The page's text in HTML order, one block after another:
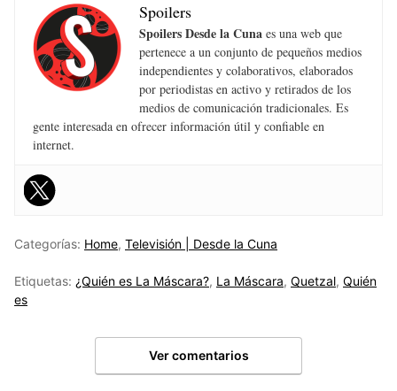
Spoilers
Spoilers Desde la Cuna es una web que
pertenece a un conjunto de pequeños medios
independientes y colaborativos, elaborados
por periodistas en activo y retirados de los
medios de comunicación tradicionales. Es
gente interesada en ofrecer información útil y confiable en
internet.
Categorías: Home, Televisión | Desde la Cuna
Etiquetas: ¿Quién es La Máscara?, La Máscara, Quetzal, Quién
es
Ver comentarios